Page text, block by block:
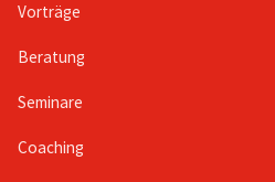
Vorträge
Beratung
Seminare
Coaching